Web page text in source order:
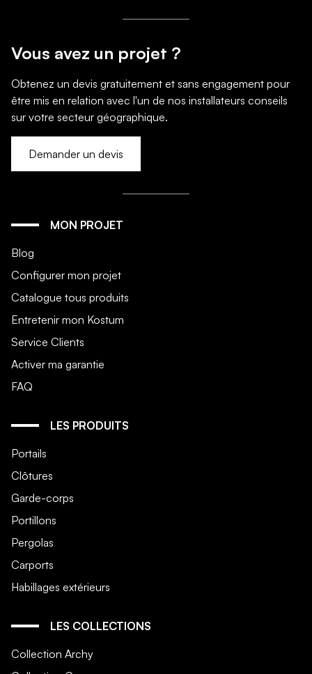
Vous avez un projet ?
Obtenez un devis gratuitement et sans engagement pour
être mis en relation avec l'un de nos installateurs conseils
sur votre secteur géographique.
Demander un devis
MON PROJET
Blog
Configurer mon projet
Catalogue tous produits
Entretenir mon Kostum
Service Clients
Activer ma garantie
FAQ
LES PRODUITS
Portails
Clôtures
Garde-corps
Portillons
Pergolas
Carports
Habillages extérieurs
LES COLLECTIONS
Collection Archy